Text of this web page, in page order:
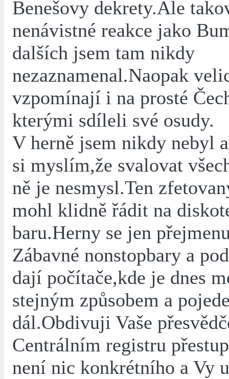
Benešovy dekrety.Ale
nenávistné reakce jako
dalších jsem tam nikdy
nezaznamenal.Naopak
vzpomínají i na prosté
kterými sdíleli své osudy.
V herně jsem nikdy nebyl
si myslím,že svalovat
ně je nesmysl.Ten
mohl klidně řádit na
baru.Herny se jen
Zábavné nonstopbary a
dají počítače,kde je dnes
stejným způsobem a
dál.Obdivuji Vaše
Centrálním registru
není nic konkrétního a Vy